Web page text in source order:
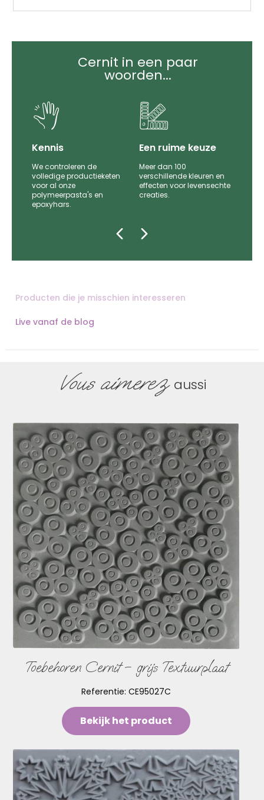
Cernit in een paar
woorden...
Kennis
We controleren de
volledige productieketen
voor al onze
polymeerpasta's en
epoxyhars.
Een ruime keuze
Meer dan 100
verschillende kleuren en
effecten voor levensechte
creaties.
Producten die je misschien interesseren
Live vanaf de blog
Vous aimerezaussi
Toebehoren Cernit – grijs Textuurplaat
Referentie: CE95027C
Bekijk het product